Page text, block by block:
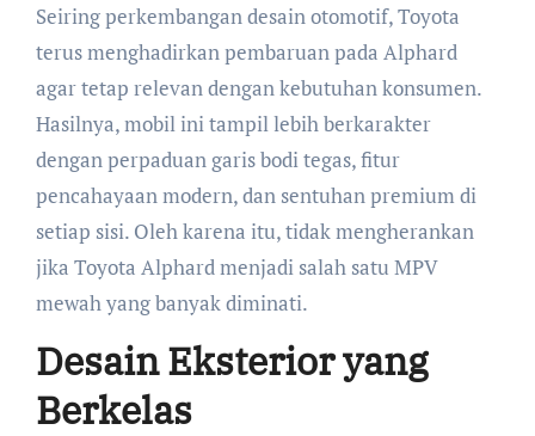
Seiring perkembangan desain otomotif, Toyota
terus menghadirkan pembaruan pada Alphard
agar tetap relevan dengan kebutuhan konsumen.
Hasilnya, mobil ini tampil lebih berkarakter
dengan perpaduan garis bodi tegas, fitur
pencahayaan modern, dan sentuhan premium di
setiap sisi. Oleh karena itu, tidak mengherankan
jika Toyota Alphard menjadi salah satu MPV
mewah yang banyak diminati.
Desain Eksterior yang
Berkelas